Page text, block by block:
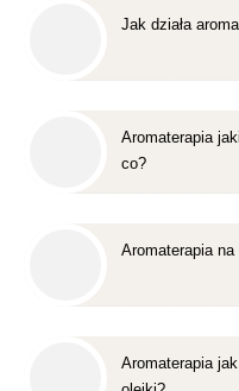
Jak działa
Aromaterapia
co?
Aromaterapia
Aromaterapia